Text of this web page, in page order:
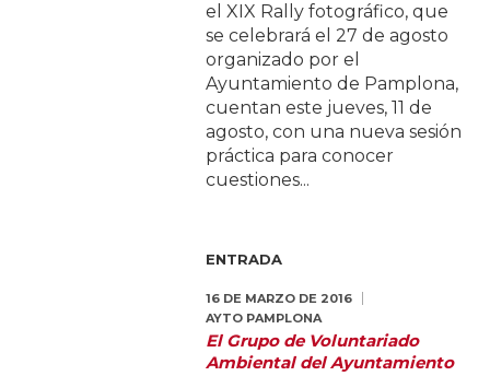
el XIX Rally fotográfico, que
se celebrará el 27 de agosto
organizado por el
Ayuntamiento de Pamplona,
cuentan este jueves, 11 de
agosto, con una nueva sesión
práctica para conocer
cuestiones...
ENTRADA
16 DE MARZO DE 2016
AYTO PAMPLONA
El Grupo de Voluntariado
Ambiental del Ayuntamiento